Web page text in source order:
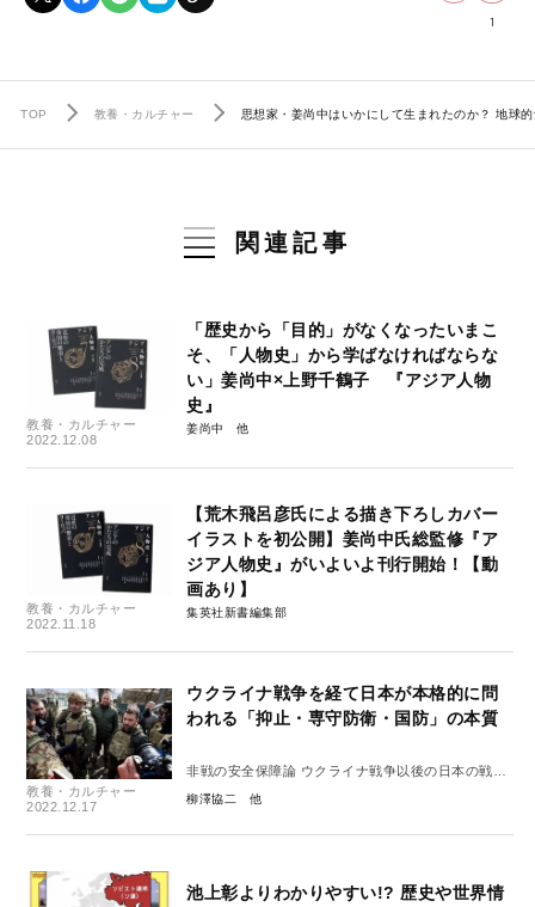
1
TOP 教養・カルチャー 思想家・姜尚中はいかにして生まれたのか？ 地球
関連記事
教養・カルチャー
2022.12.08
「歴史から「目的」がなくなったいまこ
そ、「人物史」から学ばなければならな
い」姜尚中×上野千鶴子 『アジア人物
史』
姜尚中
教養・カルチャー
2022.11.18
【荒木飛呂彦氏による描き下ろしカバー
イラストを初公開】姜尚中氏総監修『ア
ジア人物史』がいよいよ刊行開始！【動
画あり】
集英社新書編集部
教養・カルチャー
2022.12.17
ウクライナ戦争を経て日本が本格的に問
われる「抑止・専守防衛・国防」の本質
非戦の安全保障論 ウクライナ戦争以後の日本の戦略
④
柳澤協二
池上彰よりわかりやすい!? 歴史や世界情